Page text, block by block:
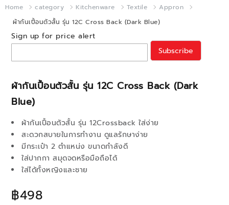
Home category Kitchenware Textile
Appron
ผ้ากันเปื้อนตัวสั้น รุ่น 12C Cross Back (Dark Blue)
ผ้ากันเปื้อนตัวสั้น รุ่น 12C Cross Back (Dark
Blue)
฿498
ผ้ากันเปื้อนตัวสั้น รุ่น 12Crossback ใส่ง่าย
สะดวกสบายในการทำงาน ดูแลรักษาง่าย
มีกระเป๋า 2 ตำแหน่ง ขนาดกำลังดี
ใส่ปากกา สมุดจดหรือมือถือได้
ใส่ได้ทั้งหญิงและชาย
Sign up for price alert
Subscribe